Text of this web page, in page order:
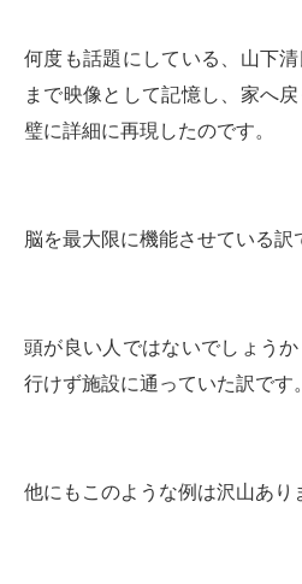
何度も話題にしている、山下
まで映像として記憶し、家へ
璧に詳細に再現したのです。
脳を最大限に機能させている訳
頭が良い人ではないでしょ
行けず施設に通っていた訳です。
他にもこのような例は沢山あり